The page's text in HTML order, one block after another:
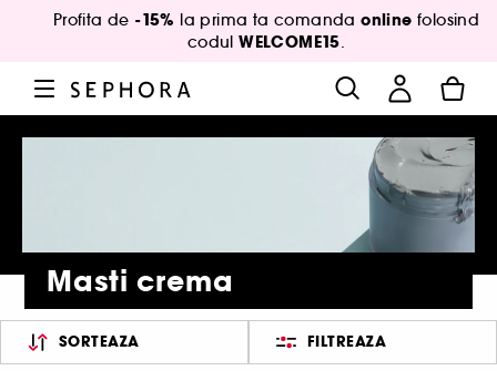
Profita de -15% la prima ta comandaonline folosind
codulWELCOME15.
Masti crema
SORTEAZA FILTREAZA